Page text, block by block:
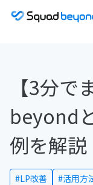
【3分
beyond
例を解説
#LP改善 #活用方